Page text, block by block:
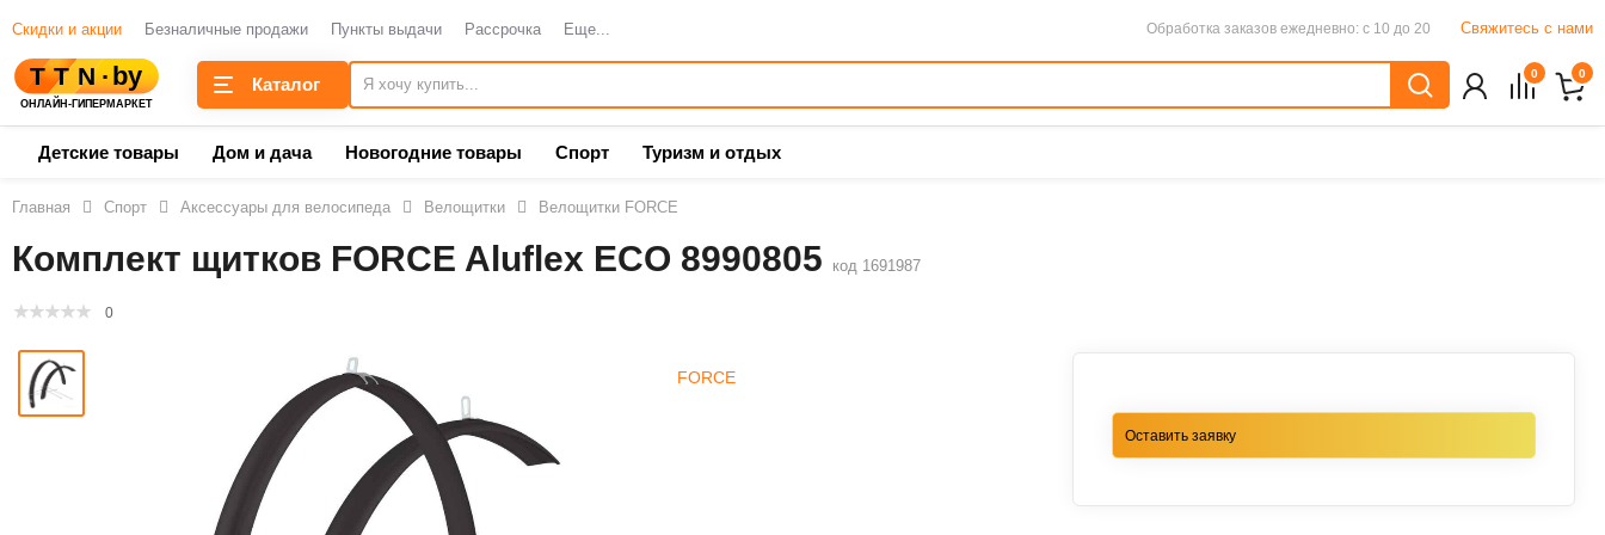
Скидки и акции Безналичные продажи Пункты выдачи Рассрочка Еще... Обработка заказовежедневно: с 10 до 20 Свяжитесь с нами
Каталог
0 0
Детские товары Дом и дача Новогодние товары Спорт Туризм и отдых
Главная Спорт Аксессуары для велосипеда Велощитки Велощитки FORCE
Комплект щитков FORCE Aluflex ECO 8990805 код 1691987
0
FORCE
Оставить заявку